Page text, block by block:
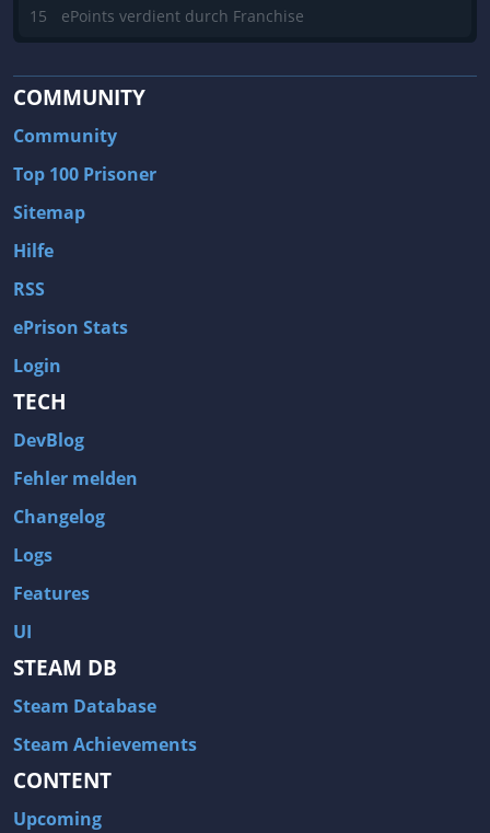
15 ePoints verdient durch Franchise
COMMUNITY
Community
Top 100 Prisoner
Sitemap
Hilfe
RSS
ePrison Stats
Login
TECH
DevBlog
Fehler melden
Changelog
Logs
Features
UI
STEAM DB
Steam Database
Steam Achievements
CONTENT
Upcoming